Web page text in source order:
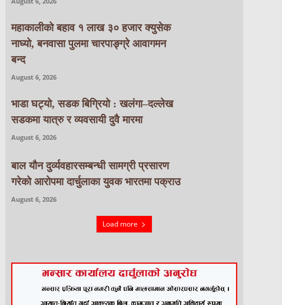
महाकालीको बहाव १ लाख ३० हजार क्युसेक
नाघ्यो, बनवासा पुलमा चारपाङ्ग्रे आवागमन
बन्द
August 6, 2026
भाडा घट्यो, सडक बिग्रियो : खलंगा–दल्लेख
सडकमा यात्रु र व्यवसायी दुवै मारमा
August 6, 2026
बाल यौन दुर्व्यवहारसम्बन्धी सामग्री प्रसारण
गरेको आरोपमा दार्चुलाका युवक भारतमा पक्राउ
August 6, 2026
Load more